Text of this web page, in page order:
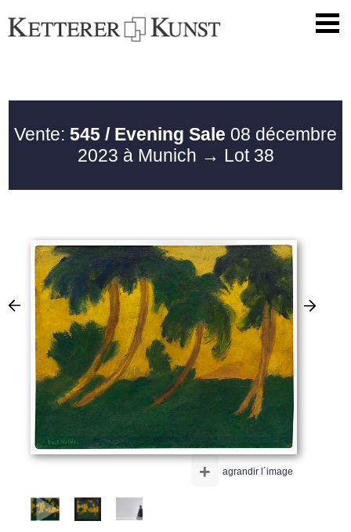
Vente: 545 / Evening Sale 08 décembre
2023 à Munich → Lot 38
agrandir l´image
+